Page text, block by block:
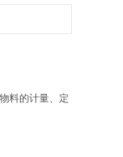
料的计量、定